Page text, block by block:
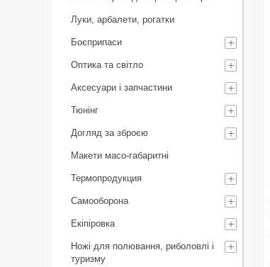
Луки, арбалети, рогатки
Боєприпаси
Оптика та світло
Аксесуари і запчастини
Тюнінг
Догляд за зброєю
Макети масо-габаритні
Термопродукция
Самооборона
Екіпіровка
Ножі для полювання, риболовлі і
туризму